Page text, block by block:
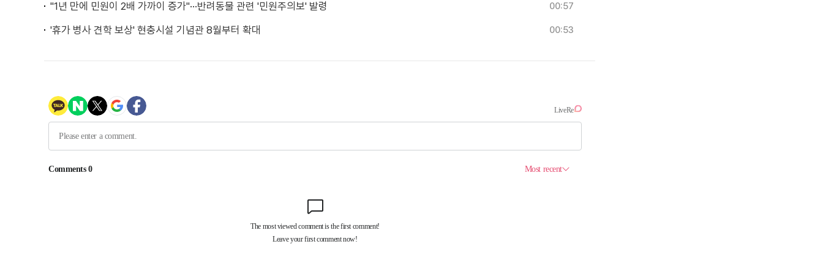
"1년 만에 민원이 2배 가까이 증가"···반려동물 관련 '민원주의보' 발령 00:57
'휴가 병사 견학 보상' 현충시설 기념관 8월부터 확대 00:53